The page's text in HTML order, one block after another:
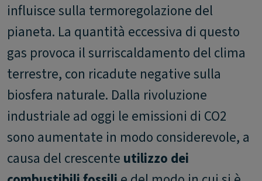
influisce sulla termoregolazione del
pianeta. La quantità eccessiva di questo
gas provoca il surriscaldamento del clima
terrestre, con ricadute negative sulla
biosfera naturale. Dalla rivoluzione
industriale ad oggi le emissioni di CO2
sono aumentate in modo considerevole, a
causa del crescente utilizzo dei